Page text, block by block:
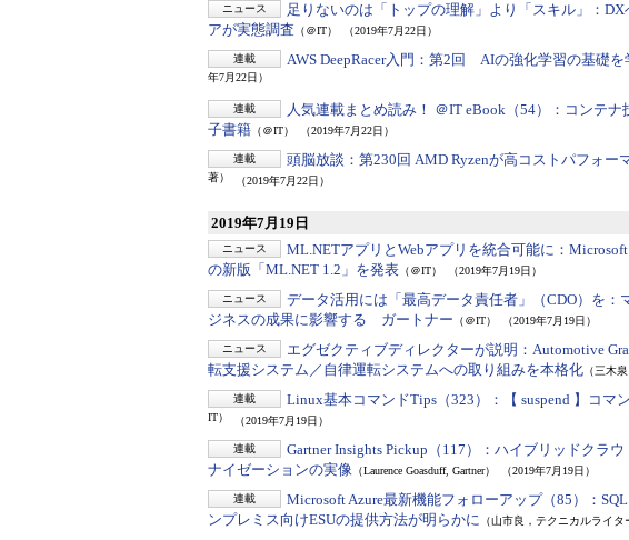
ニュース 足りないのは「トップの理解」より「スキル」： DX
アが実態調査 （＠IT） （2019年7月22日）
連載 AWS DeepRacer入門： 第2回 AIの強化学習の基礎を
年7月22日）
連載 人気連載まとめ読み！ ＠IT eBook（54）： コンテナ
子書籍 （＠IT） （2019年7月22日）
連載 頭脳放談： 第230回 AMD Ryzenが高コストパフォー
著） （2019年7月22日）
2019年7月19日
ニュース ML.NETアプリとWebアプリを統合可能に：
の新版「ML.NET 1.2」を発表 （＠IT） （2019年7月19日）
ニュース データ活用には「最高データ責任者」（CDO）を：
ジネスの成果に影響する ガートナー （＠IT） （2019年7月19日）
ニュース エグゼクティブディレクターが説明： Automotive
転支援システム／自律運転システムへの取り組みを本格化 （三木
連載 Linux基本コマンドTips（323）： 【 suspend 】コ
IT） （2019年7月19日）
連載 Gartner Insights Pickup（117）： ハイブリッドクラ
ナイゼーションの実像 （Laurence Goasduff, Gartner） （2019年7月19日）
連載 Microsoft Azure最新機能フォローアップ（85）：
ンプレミス向けESUの提供方法が明らかに （山市良，テクニカルライタ